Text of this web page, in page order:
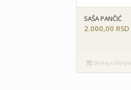
SAŠA PANČIĆ
2.000,00 RSD
Dodaj u korpu